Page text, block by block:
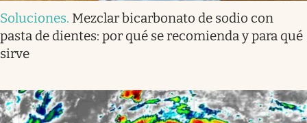
Soluciones. Mezclar bicarbonato de sodio con
pasta de dientes: por qué se recomienda y para qué
sirve